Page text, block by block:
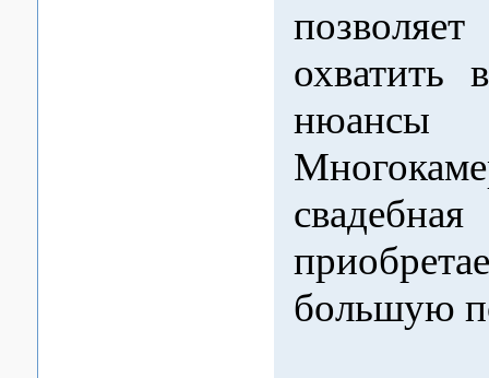
охватить
нюансы
большую